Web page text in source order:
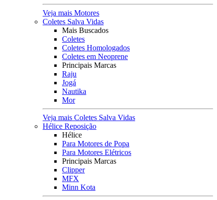
Veja mais Motores
Coletes Salva Vidas
Mais Buscados
Coletes
Coletes Homologados
Coletes em Neoprene
Principais Marcas
Raju
Jogá
Nautika
Mor
Veja mais Coletes Salva Vidas
Hélice Reposição
Hélice
Para Motores de Popa
Para Motores Elétricos
Principais Marcas
Clipper
MFX
Minn Kota